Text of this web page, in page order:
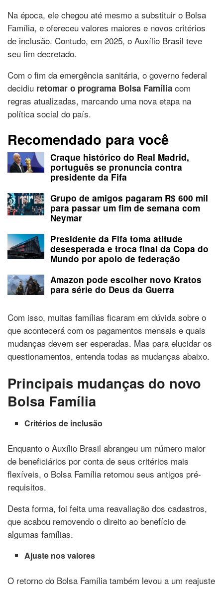
Na época, ele chegou até mesmo a substituir o Bolsa
Família, e ofereceu valores maiores e novos critérios
de inclusão. Contudo, em 2025, o Auxílio Brasil teve
seu fim decretado.
Com o fim da emergência sanitária, o governo federal
decidiu retomar o programa Bolsa Família com
regras atualizadas, marcando uma nova etapa na
política social do país.
Recomendado para você
Craque histórico do Real Madrid,
português se pronuncia contra
presidente da Fifa
Grupo de amigos pagaram R$ 600 mil
para passar um fim de semana com
Neymar
Presidente da Fifa toma atitude
desesperada e troca final da Copa do
Mundo por apoio de federação
Amazon pode escolher novo Kratos
para série do Deus da Guerra
Com isso, muitas famílias ficaram em dúvida sobre o
que acontecerá com os pagamentos mensais e quais
mudanças devem ser esperadas. Mas para elucidar os
questionamentos, entenda todas as mudanças abaixo.
Principais mudanças do novo
Bolsa Família
Critérios de inclusão
Enquanto o Auxílio Brasil abrangeu um número maior
de beneficiários por conta de seus critérios mais
flexíveis, o Bolsa Família retomou seus antigos pré-
requisitos.
Desta forma, foi feita uma reavaliação dos cadastros,
que acabou removendo o direito ao benefício de
algumas famílias.
Ajuste nos valores
O retorno do Bolsa Família também levou a um reajuste